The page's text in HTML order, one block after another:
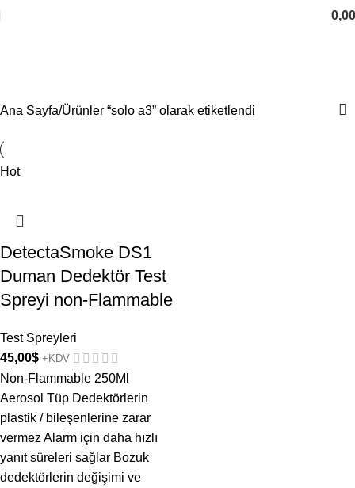
0,00
Ana Sayfa Ürünler “solo a3” olarak etiketlendi
Hot
DetectaSmoke DS1
Duman Dedektör Test
Spreyi non-Flammable
Test Spreyleri
45,00$ +KDV
Non-Flammable 250Ml
Aerosol Tüp Dedektörlerin
plastik / bileşenlerine zarar
vermez Alarm için daha hızlı
yanıt süreleri sağlar Bozuk
dedektörlerin değişimi ve